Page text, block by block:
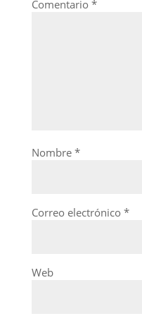
Comentario *
Nombre *
Correo electrónico *
Web